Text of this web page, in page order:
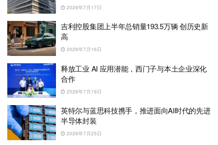
2026年7月17日
吉利控股集团上半年总销量193.5万辆 创历史新
高
2026年7月16日
释放工业 AI 应用潜能，西门子与本土企业深化
合作
2026年7月19日
英特尔与蓝思科技携手，推进面向AI时代的先进
半导体封装
2026年7月25日